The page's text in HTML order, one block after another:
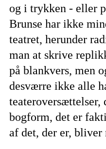
og i trykken - eller
Brunse har ikke
teatret, herunder
man at skrive
på blankvers, men
desværre ikke alle
teateroversættelser,
bogform, det er
af det, der er, bliver